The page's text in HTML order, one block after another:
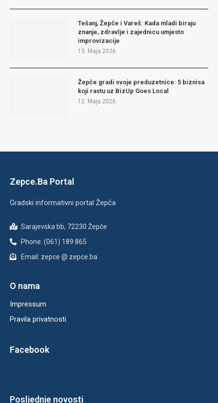
Tešanj, Žepče i Vareš: Kada mladi biraju
znanje, zdravlje i zajednicu umjesto
improvizacije
13. Maja 2026.
Žepče gradi svoje preduzetnice: 5 biznisa
koji rastu uz BizUp Goes Local
12. Maja 2026.
Zepce.Ba Portal
Gradski informativni portal Žepča
Sarajevska bb, 72230 Žepče
Phone: (061) 189 865
Email: zepce @ zepce.ba
O nama
Impressum
Pravila privatnosti
Facebook
Posljednje novosti